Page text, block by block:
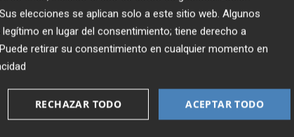
5El
de la antigua Cárcel Modelo de
a la Generalitat ahorrar 14 millones
centralización de servicios
elecciones se aplican solo a este sitio web. Algunos
en lugar del consentimiento; tiene derecho a
retirar su consentimiento en cualquier momento en
ACEPTAR TODO
RECHAZAR TODO